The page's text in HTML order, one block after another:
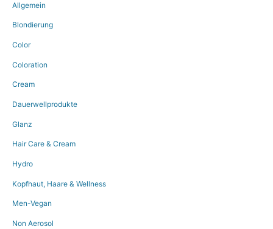
Allgemein
Blondierung
Color
Coloration
Cream
Dauerwellprodukte
Glanz
Hair Care & Cream
Hydro
Kopfhaut, Haare & Wellness
Men-Vegan
Non Aerosol